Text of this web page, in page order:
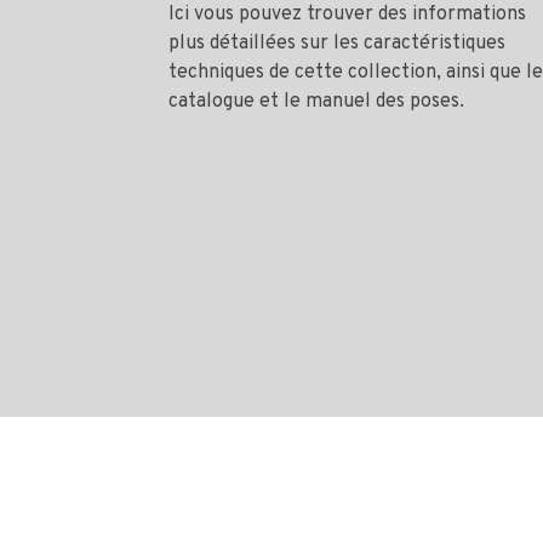
Ici vous pouvez trouver des informations
plus détaillées sur les caractéristiques
techniques de cette collection, ainsi que le
catalogue et le manuel des poses.